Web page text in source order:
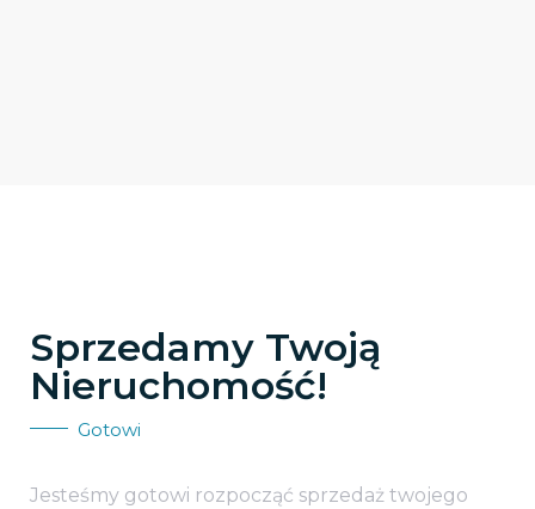
Sprzedamy Twoją
Nieruchomość!
Gotowi
Jesteśmy gotowi rozpocząć sprzedaż twojego